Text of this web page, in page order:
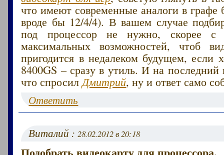
что имеют современные аналоги в графе
вроде бы 12/4/4). В вашем случае
под процессор не нужно, скорее с
максимальных возможностей, чтоб
пригодится в недалеком будущем, если
8400GS – сразу в утиль. И на последний
что спросил Дмитрий, ну и ответ само
Ответить
Виталий :28.02.2012 в 20:18